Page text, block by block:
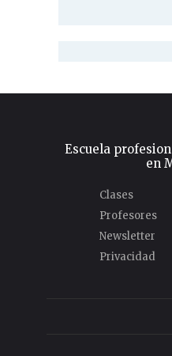
Escuela
en
Clases
Profesores
Newsletter
Privacidad